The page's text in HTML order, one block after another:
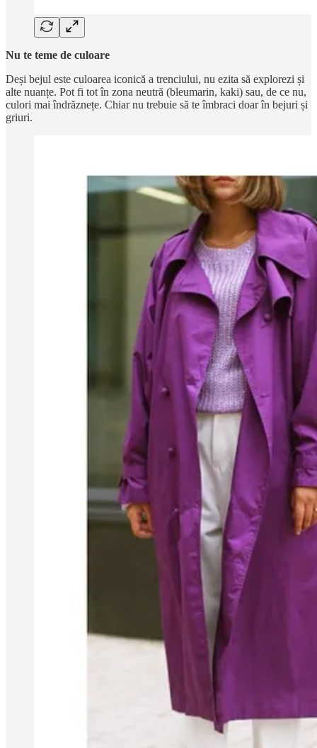
Nu te teme de culoare
Deși bejul este culoarea iconică a trenciului, nu ezita să explorezi și
alte nuanțe. Pot fi tot în zona neutră (bleumarin, kaki) sau, de ce nu,
culori mai îndrăznețe. Chiar nu trebuie să te îmbraci doar în bejuri și
griuri.